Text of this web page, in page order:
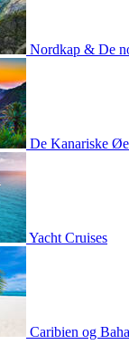
Nordkap & De
De Kanariske
Yacht Cruises
Caribien og